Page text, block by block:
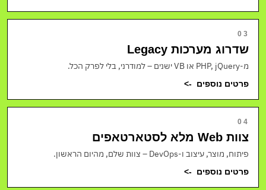
03
שדרוג מערכות Legacy
מ-PHP, jQuery או VB ישנים – למודרני, בלי לפרק הכל.
פרטים נוספים ->
04
צוות Web מלא לסטארטאפים
פיתוח, מוצר, עיצוב ו-DevOps – צוות שלם, מהיום הראשון.
פרטים נוספים ->